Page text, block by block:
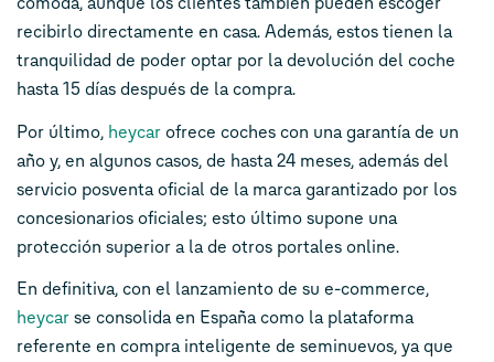
recibirlo directamente en casa. Además, estos tienen la
tranquilidad de poder optar por la devolución del coche
hasta 15 días después de la compra.
Por último, heycar ofrece coches con una garantía de un
año y, en algunos casos, de hasta 24 meses, además del
servicio posventa oficial de la marca garantizado por los
concesionarios oficiales; esto último supone una
protección superior a la de otros portales online.
En definitiva, con el lanzamiento de su e-commerce,
heycar se consolida en España como la plataforma
referente en compra inteligente de seminuevos, ya que